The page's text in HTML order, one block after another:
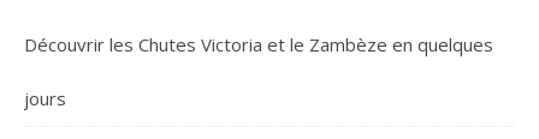
Découvrir les Chutes Victoria et le Zambèze en quelques
jours